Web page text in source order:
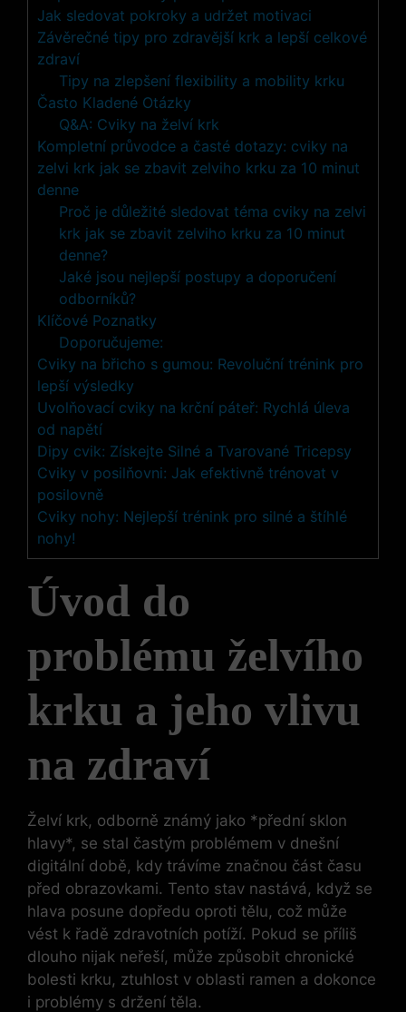
Jak sledovat pokroky a udržet motivaci
Závěrečné tipy pro zdravější krk a lepší celkové
zdraví
Tipy na zlepšení flexibility a mobility krku
Často Kladené Otázky
Q&A: Cviky na želví krk
Kompletní průvodce a časté dotazy: cviky na
zelvi krk jak se zbavit zelviho krku za 10 minut
denne
Proč je důležité sledovat téma cviky na zelvi
krk jak se zbavit zelviho krku za 10 minut
denne?
Jaké jsou nejlepší postupy a doporučení
odborníků?
Klíčové Poznatky
Doporučujeme:
Cviky na břicho s gumou: Revoluční trénink pro
lepší výsledky
Uvolňovací cviky na krční páteř: Rychlá úleva
od napětí
Dipy cvik: Získejte Silné a Tvarované Tricepsy
Cviky v posilňovni: Jak efektivně trénovat v
posilovně
Cviky nohy: Nejlepší trénink pro silné a štíhlé
nohy!
Úvod do
problému želvího
krku a jeho vlivu
na zdraví
Želví krk, odborně známý jako *přední sklon
hlavy*, se stal častým problémem v dnešní
digitální době, kdy trávíme značnou část času
před obrazovkami. Tento stav nastává, když se
hlava posune dopředu oproti tělu, což může
vést k řadě zdravotních potíží. Pokud se příliš
dlouho nijak neřeší, může způsobit chronické
bolesti krku, ztuhlost v oblasti ramen a dokonce
i problémy s držení těla.